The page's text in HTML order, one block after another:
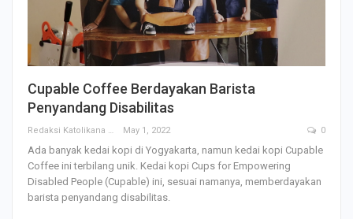
Cupable Coffee Berdayakan Barista
Penyandang Disabilitas
Redaksi Katolikana May 1, 2022 0
Ada banyak kedai kopi di Yogyakarta, namun kedai kopi Cupable
Coffee ini terbilang unik. Kedai kopi Cups for Empowering
Disabled People (Cupable) ini, sesuai namanya, memberdayakan
barista penyandang disabilitas.